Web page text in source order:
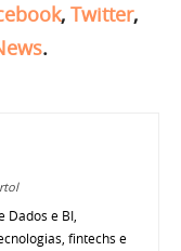
, Twitter,
.
Dados e BI,
fintechs e